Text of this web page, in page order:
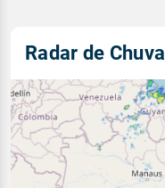
Radar de Chuva